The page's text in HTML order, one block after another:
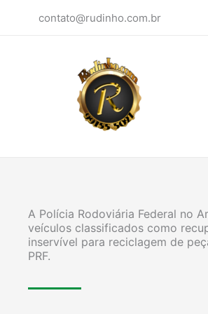
contato@rudinho.com.br
A Polícia Rodoviária Federal no
veículos classificados como
inservível para reciclagem de
PRF.